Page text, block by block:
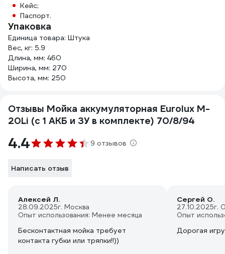
Кейс;
Паспорт.
Упаковка
Единица товара: Штука
Вес, кг: 5.9
Длина, мм: 460
Ширина, мм: 270
Высота, мм: 250
Отзывы Мойка аккумуляторная Eurolux M-
20Li (с 1 АКБ и ЗУ в комплекте) 70/8/94
4.4 9 отзывов
Написать отзыв
Алексей Л.
28.09.2025г. Москва
Опыт использования: Менее месяца
Бесконтактная мойка требует
контакта губки или тряпки!!))
Сергей О.
27.10.2025г.
Опыт
Дорогая